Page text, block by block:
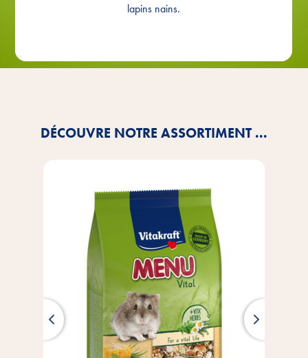
lapins nains.
DÉCOUVRE NOTRE ASSORTIMENT ...